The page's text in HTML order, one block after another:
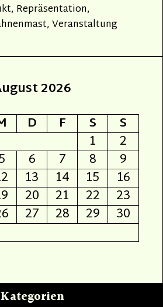
, Repräsentation,
,Veranstaltung
2026
D F S
S
1
2
6 7 8
9
13 14 15
16
20 21 22
23
27 28 29
30
Kategorien